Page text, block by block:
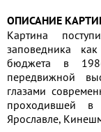
ОПИСАНИЕ
Картина
заповедника
бюджета в
передвижной
глазами
проходившей в
Ярославле,